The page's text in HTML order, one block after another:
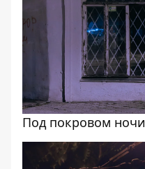
Под покровом ночи